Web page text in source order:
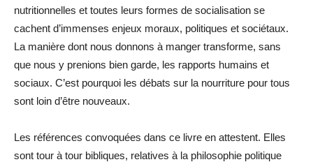
nutritionnelles et toutes leurs formes de socialisation se
cachent d’immenses enjeux moraux, politiques et sociétaux.
La manière dont nous donnons à manger transforme, sans
que nous y prenions bien garde, les rapports humains et
sociaux. C’est pourquoi les débats sur la nourriture pour tous
sont loin d’être nouveaux.
Les références convoquées dans ce livre en attestent. Elles
sont tour à tour bibliques, relatives à la philosophie politique